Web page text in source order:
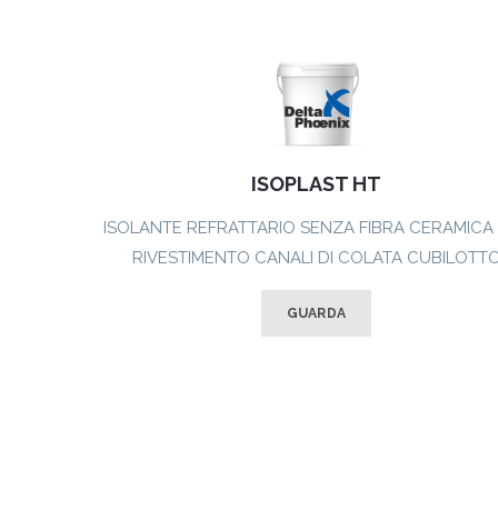
ISOPLAST HT
ISOLANTE REFRATTARIO SENZA FIBRA CERAMICA
RIVESTIMENTO CANALI DI COLATA
GUARDA